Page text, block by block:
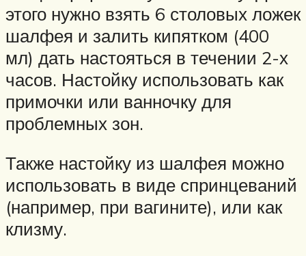
этого нужно взять 6 столовых ложек
шалфея и залить кипятком (400
мл) дать настояться в течении 2-х
часов. Настойку использовать как
примочки или ванночку для
проблемных зон.
Также настойку из шалфея можно
использовать в виде спринцеваний
(например, при вагините), или как
клизму.